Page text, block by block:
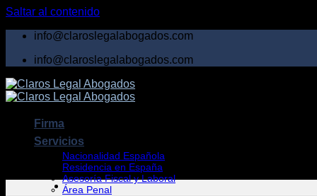
Saltar al contenido
info@claroslegalabogados.com
info@claroslegalabogados.com
Firma
Servicios
Nacionalidad Española
Residencia en España
Asesoría Fiscal y Laboral
Área Penal